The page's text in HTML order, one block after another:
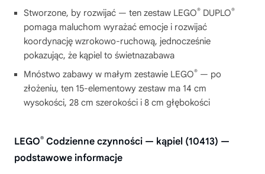
Stworzone, by rozwijać — ten zestaw LEGO® DUPLO®
pomaga maluchom wyrażać emocje i rozwijać
koordynację wzrokowo-ruchową, jednocześnie
pokazując, że kąpiel to świetnazabawa
Mnóstwo zabawy w małym zestawie LEGO® — po
złożeniu, ten 15-elementowy zestaw ma 14 cm
wysokości, 28 cm szerokości i 8 cm głębokości
LEGO® Codzienne czynności — kąpiel (10413) —
podstawowe informacje